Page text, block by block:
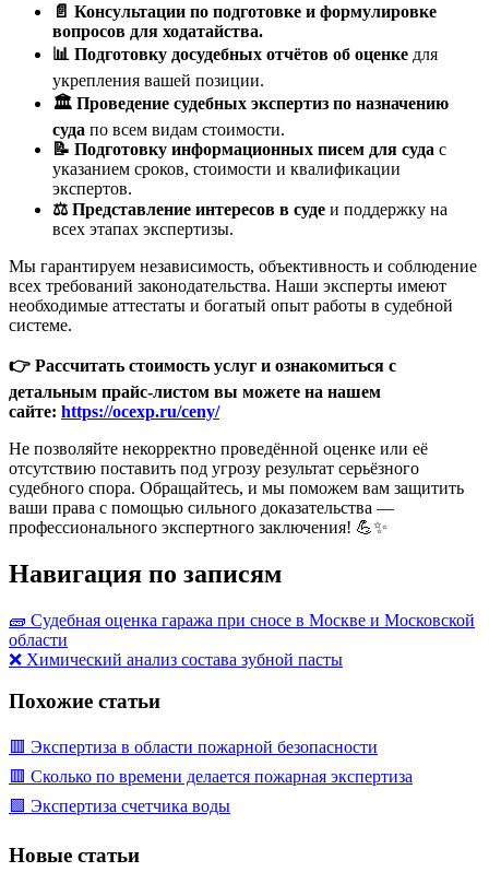
📄 Консультации по подготовке и формулировке
вопросов для ходатайства.
📊 Подготовку досудебных отчётов об оценке для
укрепления вашей позиции.
🏛 ️ Проведение судебных экспертиз по назначению
суда по всем видам стоимости.
📝 Подготовку информационных писем для суда с
указанием сроков, стоимости и квалификации
экспертов.
⚖️ Представление интересов в суде и поддержку на
всех этапах экспертизы.
Мы гарантируем независимость, объективность и соблюдение
всех требований законодательства. Наши эксперты имеют
необходимые аттестаты и богатый опыт работы в судебной
системе.
👉 Рассчитать стоимость услуг и ознакомиться с
детальным прайс-листом вы можете на нашем
сайте: https://ocexp.ru/ceny/
Не позволяйте некорректно проведённой оценке или её
отсутствию поставить под угрозу результат серьёзного
судебного спора. Обращайтесь, и мы поможем вам защитить
ваши права с помощью сильного доказательства —
профессионального экспертного заключения! 💪✨
Навигация по записям
🧱 Судебная оценка гаража при сносе в Москве и Московской
области
❌ Химический анализ состава зубной пасты
Похожие статьи
🟥 Экспертиза в области пожарной безопасности
🟥 Сколько по времени делается пожарная экспертиза
🟩 Экспертиза счетчика воды
Новые статьи